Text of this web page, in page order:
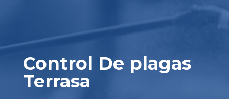
Control De plagas
Terrasa